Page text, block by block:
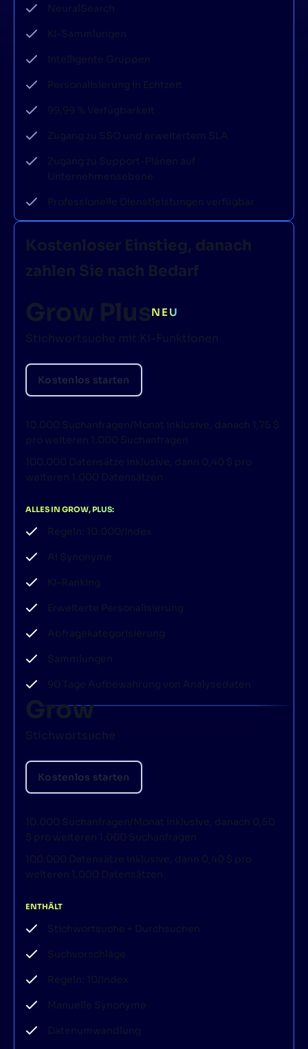
NeuralSearch
KI-Sammlungen
Intelligente Gruppen
Personalisierung in Echtzeit
99,99 % Verfügbarkeit
Zugang zu SSO und erweitertem SLA
Zugang zu Support-Plänen auf
Unternehmensebene
Professionelle Dienstleistungen verfügbar
Kostenloser Einstieg, danach
zahlen Sie nach Bedarf
Grow PlusNEU
Stichwortsuche mit KI-Funktionen
Kostenlos starten
10.000 Suchanfragen/Monat inklusive, danach 1,75 $
pro weiteren 1.000 Suchanfragen
100.000 Datensätze inklusive, dann 0,40 $ pro
weiteren 1.000 Datensätzen
ALLES IN GROW, PLUS:
Regeln: 10.000/Index
AI Synonyme
KI-Ranking
Erweiterte Personalisierung
Abfragekategorisierung
Sammlungen
90 Tage Aufbewahrung von Analysedaten
Grow
Stichwortsuche
Kostenlos starten
10.000 Suchanfragen/Monat inklusive, danach 0,50
$ pro weiteren 1.000 Suchanfragen
100.000 Datensätze inklusive, dann 0,40 $ pro
weiteren 1.000 Datensätzen
ENTHÄLT
Stichwortsuche + Durchsuchen
Suchvorschläge
Regeln: 10/Index
Manuelle Synonyme
Datenumwandlung